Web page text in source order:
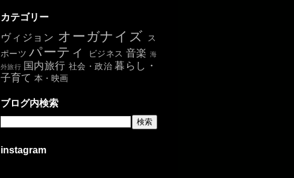
カテゴリー
ヴィジョン オーガナイズ
ス
ポーツパーティ ビジネス 音楽 海
外旅行 国内旅行 社会・政治暮らし・
子育て 本・映画
ブログ内検索
instagram